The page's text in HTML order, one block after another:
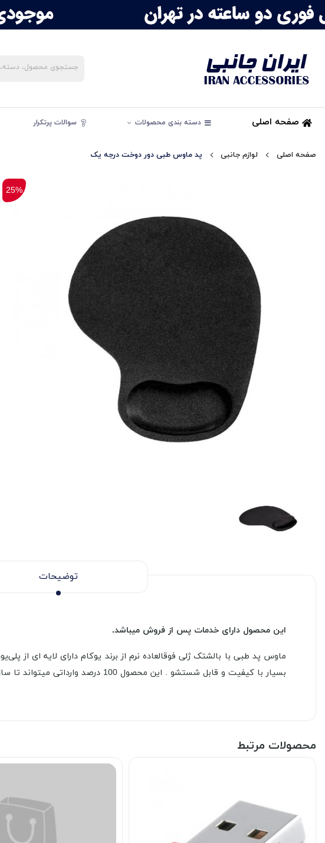
صفحه اصلی دسته بندی محصولات سوالات پرتکرار
صفحه اصلی لوازم جانبی پد ماوس طبی دور دوخت درجه یک
25%
توضیحات
این محصول دارای خدمات پس از فروش میباشد.
ماوس پد طبی با بالشتک ژلی فوقالعاده نرم از برند یوکام دارای لایه ای
بسیار با کیفیت و قابل شستشو . این محصول 100 درصد وارداتی میتواند تا سال ها نیاز استفاده کننده را براورده کند و همچنین با هر نوع ماوسی سازگاری دارد
محصولات مرتبط